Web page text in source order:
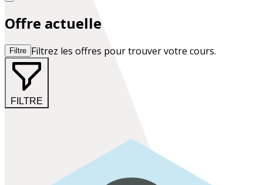
Offre actuelle
Filtre Filtrez les offres pour trouver votre cours.
FILTRE